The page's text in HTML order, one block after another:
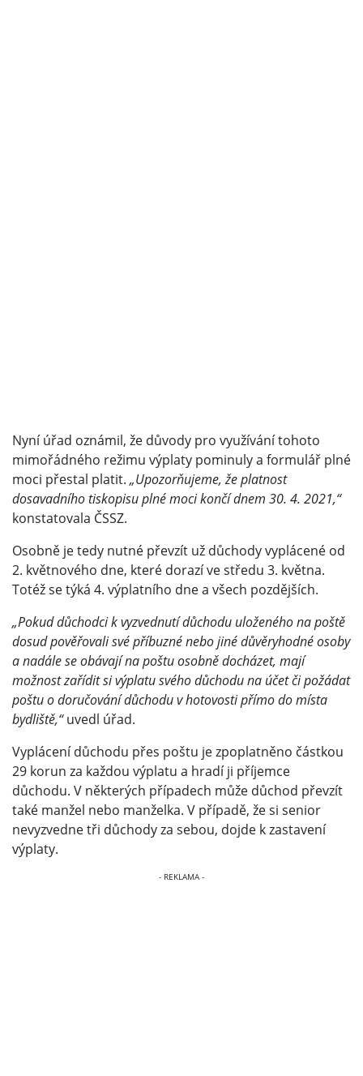
Nyní úřad oznámil, že důvody pro využívání tohoto
mimořádného režimu výplaty pominuly a formulář plné
moci přestal platit.„Upozorňujeme, že platnost
dosavadního tiskopisu plné moci končí dnem 30. 4. 2021,“
konstatovala ČSSZ.
Osobně je tedy nutné převzít už důchody vyplácené od
2. květnového dne, které dorazí ve středu 3. května.
Totéž se týká 4. výplatního dne a všech pozdějších.
„Pokud důchodci k vyzvednutí důchodu uloženého na poště
dosud pověřovali své příbuzné nebo jiné důvěryhodné osoby
a nadále se obávají na poštu osobně docházet, mají
možnost zařídit si výplatu svého důchodu na účet či požádat
poštu o doručování důchodu v hotovosti přímo do místa
bydliště,“uvedl úřad.
Vyplácení důchodu přes poštu je zpoplatněno částkou
29 korun za každou výplatu a hradí ji příjemce
důchodu. V některých případech může důchod převzít
také manžel nebo manželka. V případě, že si senior
nevyzvedne tři důchody za sebou, dojde k zastavení
výplaty.